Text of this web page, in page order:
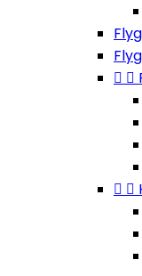
 
 